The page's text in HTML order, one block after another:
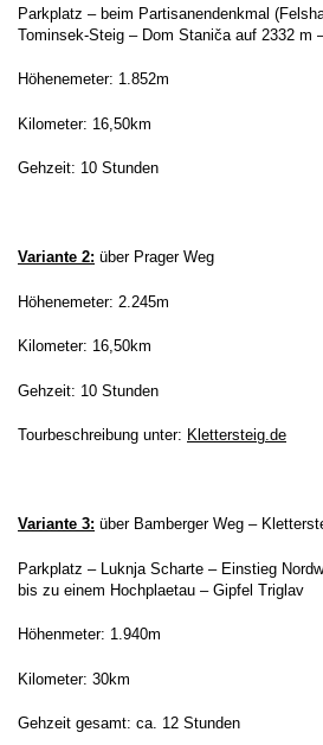
Parkplatz – beim Partisanendenkmal
Tominsek-Steig – Dom Staniča auf 2332 m
Höhenemeter: 1.852m
Kilometer: 16,50km
Gehzeit: 10 Stunden
Variante 2: über Prager Weg
Höhenemeter: 2.245m
Kilometer: 16,50km
Gehzeit: 10 Stunden
Tourbeschreibung unter: Klettersteig.de
Variante 3: über Bamberger Weg –
Parkplatz – Luknja Scharte – Einstieg
bis zu einem Hochplaetau – Gipfel Triglav
Höhenmeter: 1.940m
Kilometer: 30km
Gehzeit gesamt: ca. 12 Stunden